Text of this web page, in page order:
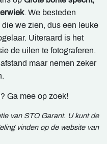
. We besteden
we zien, dus een leuke
Uiteraard is het
de uilen te fotograferen.
maar nemen zeker
Ga mee op zoek!
van STO Garant. U kunt de
vinden op de website van